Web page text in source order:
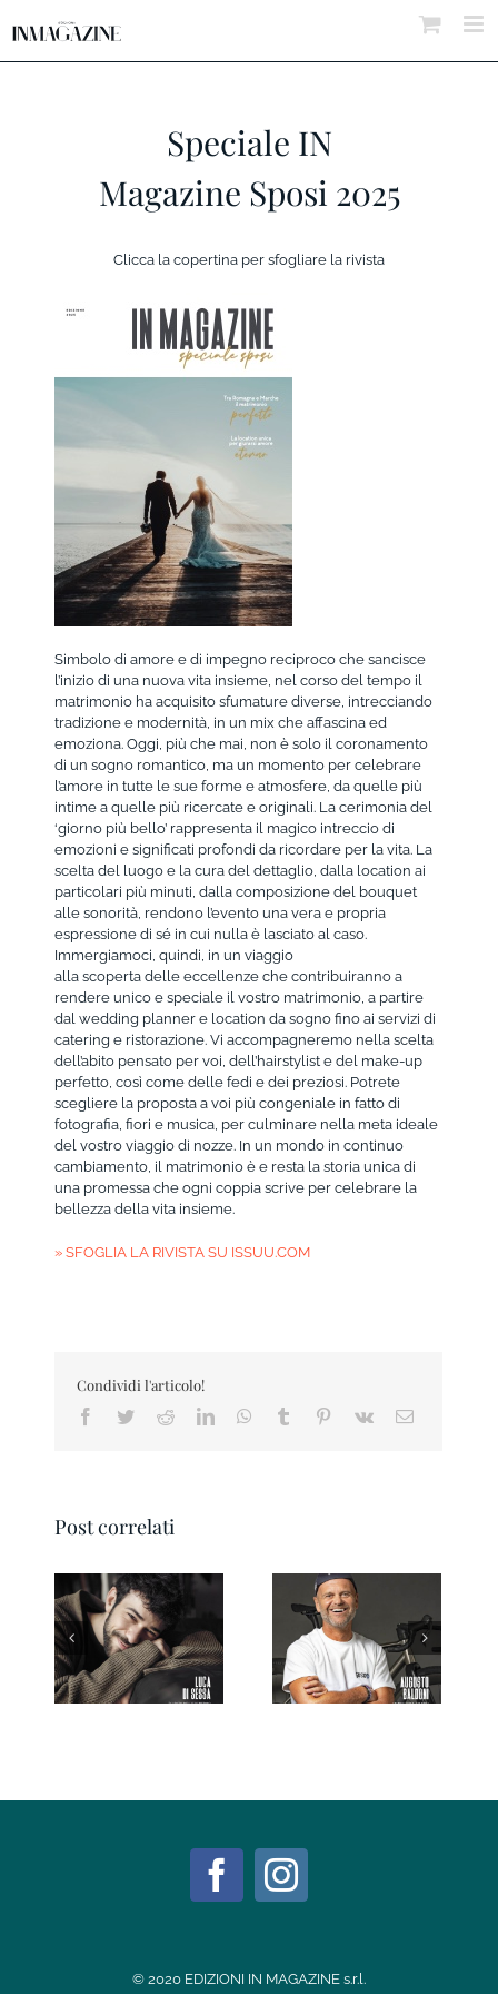
Speciale IN
Magazine Sposi 2025
Clicca la copertina per sfogliare la rivista
Simbolo di amore e di impegno reciproco che sancisce
l’inizio di una nuova vita insieme, nel corso del tempo il
matrimonio ha acquisito sfumature diverse, intrecciando
tradizione e modernità, in un mix che affascina ed
emoziona. Oggi, più che mai, non è solo il coronamento
di un sogno romantico, ma un momento per celebrare
l’amore in tutte le sue forme e atmosfere, da quelle più
intime a quelle più ricercate e originali. La cerimonia del
‘giorno più bello’ rappresenta il magico intreccio di
emozioni e significati profondi da ricordare per la vita. La
scelta del luogo e la cura del dettaglio, dalla location ai
particolari più minuti, dalla composizione del bouquet
alle sonorità, rendono l’evento una vera e propria
espressione di sé in cui nulla è lasciato al caso.
Immergiamoci, quindi, in un viaggio
alla scoperta delle eccellenze che contribuiranno a
rendere unico e speciale il vostro matrimonio, a partire
dal wedding planner e location da sogno fino ai servizi di
catering e ristorazione. Vi accompagneremo nella scelta
dell’abito pensato per voi, dell’hairstylist e del make-up
perfetto, così come delle fedi e dei preziosi. Potrete
scegliere la proposta a voi più congeniale in fatto di
fotografia, fiori e musica, per culminare nella meta ideale
del vostro viaggio di nozze. In un mondo in continuo
cambiamento, il matrimonio è e resta la storia unica di
una promessa che ogni coppia scrive per celebrare la
bellezza della vita insieme.
» SFOGLIA LA RIVISTA SU ISSUU.COM
Condividi l'articolo!
Facebook
TwitterRedditLinkedInWhatsApp
Tumblr Pinterest
Vk Email
Post correlati
Ravenna IN
Magazine 3/2026
Forlì IN Magazine
03/2026
© 2020 EDIZIONI IN MAGAZINE s.r.l.